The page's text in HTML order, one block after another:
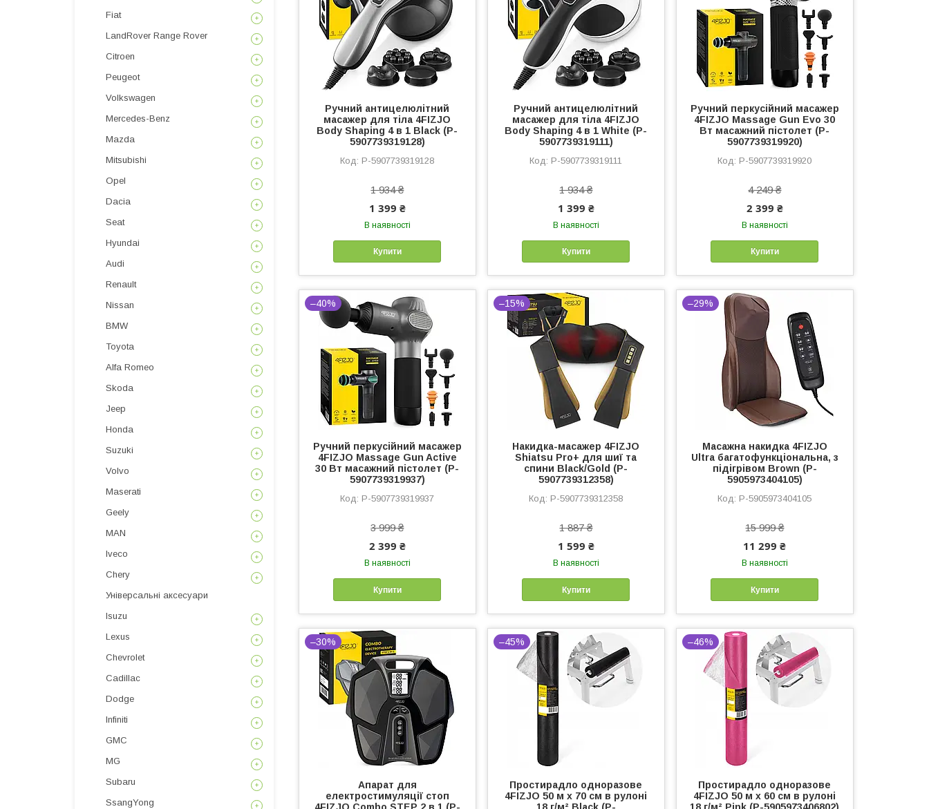
Ручний антицелюлітний
масажер для тіла 4FIZJO
Body Shaping 4 в 1 Black (P-
5907739319128)
P-5907739319128
1 934 ₴
1 399 ₴
В наявності
Купити
Ручний антицелюлітний
масажер для тіла 4FIZJO
Body Shaping 4 в 1 White (P-
5907739319111)
P-5907739319111
1 934 ₴
1 399 ₴
В наявності
Купити
Ручний перкусійний масажер
4FIZJO Massage Gun Evo 30
Вт масажний пістолет (P-
5907739319920)
P-5907739319920
4 249 ₴
2 399 ₴
В наявності
Купити
–40%
Ручний перкусійний масажер
4FIZJO Massage Gun Active
30 Вт масажний пістолет (P-
5907739319937)
P-5907739319937
3 999 ₴
2 399 ₴
В наявності
Купити
–15%
Накидка-масажер 4FIZJO
Shiatsu Pro+ для шиї та
спини Black/Gold (P-
5907739312358)
P-5907739312358
1 887 ₴
1 599 ₴
В наявності
Купити
–29%
Масажна накидка 4FIZJO
Ultra багатофункціональна, з
підігрівом Brown (P-
5905973404105)
P-5905973404105
15 999 ₴
11 299 ₴
В наявності
Купити
–30%
Апарат для
електростимуляції стоп
–45%
Простирадло одноразове
4FIZJO 50 м x 70 см в рулоні
–46%
Простирадло одноразове
4FIZJO 50 м x 60 см в рулоні
Fiat
LandRover Range Rover
Citroen
Peugeot
Volkswagen
Mercedes-Benz
Mazda
Mitsubishi
Opel
Dacia
Seat
Hyundai
Audi
Renault
Nissan
BMW
Toyota
Alfa Romeo
Skoda
Jeep
Honda
Suzuki
Volvo
Maserati
Geely
MAN
Iveco
Chery
Універсальні аксесуари
Isuzu
Lexus
Chevrolet
Cadillac
Dodge
Infiniti
GMC
MG
Subaru
SsangYong